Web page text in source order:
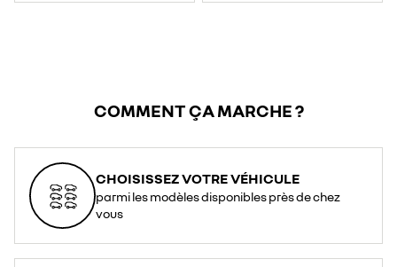
COMMENT ÇA MARCHE ?
CHOISISSEZ VOTRE VÉHICULE
parmi les modèles disponibles près de chez
vous